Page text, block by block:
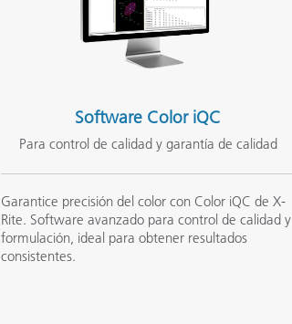
Software Color iQC
Para control de calidad y garantía de calidad
Garantice precisión del color con Color iQC de X-
Rite. Software avanzado para control de calidad y
formulación, ideal para obtener resultados
consistentes.